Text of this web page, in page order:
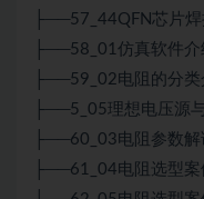
├──57_44QFN芯片
├──58_01仿真软件
├──59_02电阻的分
├──5_05理想电压源
├──60_03电阻参数
├──61_04电阻选型